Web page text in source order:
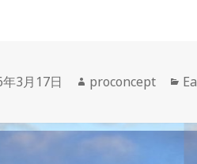
3月17日
作
者
proconcept
カ
ゴ